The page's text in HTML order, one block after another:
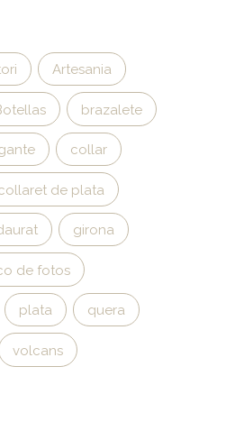
Artesania
brazalete
collar
de plata
girona
de fotos
plata quera
volcans